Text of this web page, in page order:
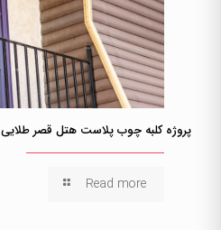
پروژه کلبه چوب پلاست هتل قصر طلایی
Read more